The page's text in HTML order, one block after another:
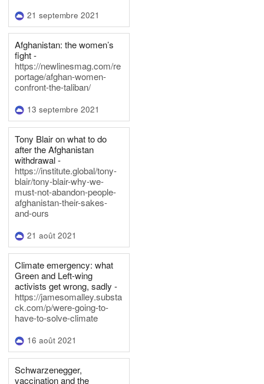
21 septembre 2021
Afghanistan: the women’s
fight -
https://newlinesmag.com/re
portage/afghan-women-
confront-the-taliban/
13 septembre 2021
Tony Blair on what to do
after the Afghanistan
withdrawal -
https://institute.global/tony-
blair/tony-blair-why-we-
must-not-abandon-people-
afghanistan-their-sakes-
and-ours
21 août 2021
Climate emergency: what
Green and Left-wing
activists get wrong, sadly -
https://jamesomalley.substa
ck.com/p/were-going-to-
have-to-solve-climate
16 août 2021
Schwarzenegger,
vaccination and the